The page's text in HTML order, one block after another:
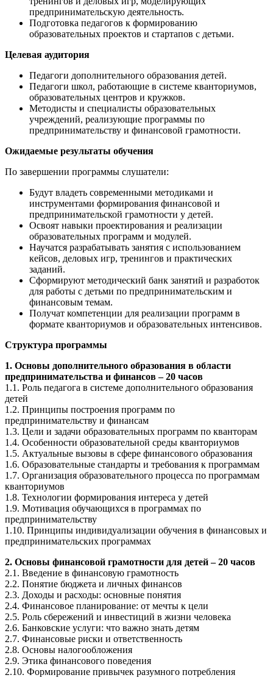
предпринимательскую деятельность.
Подготовка педагогов к формированию
образовательных проектов и стартапов с детьми.
Целевая аудитория
Педагоги дополнительного образования детей.
Педагоги школ, работающие в системе кванториумов,
образовательных центров и кружков.
Методисты и специалисты образовательных
учреждений, реализующие программы по
предпринимательству и финансовой грамотности.
Ожидаемые результаты обучения
По завершении программы слушатели:
Будут владеть современными методиками и
инструментами формирования финансовой и
предпринимательской грамотности у детей.
Освоят навыки проектирования и реализации
образовательных программ и модулей.
Научатся разрабатывать занятия с использованием
кейсов, деловых игр, тренингов и практических
заданий.
Сформируют методический банк занятий и разработок
для работы с детьми по предпринимательским и
финансовым темам.
Получат компетенции для реализации программ в
формате кванториумов и образовательных интенсивов.
Структура программы
1. Основы дополнительного образования в области
предпринимательства и финансов – 20 часов
1.1. Роль педагога в системе дополнительного образования
детей
1.2. Принципы построения программ по
предпринимательству и финансам
1.3. Цели и задачи образовательных программ по кванторам
1.4. Особенности образовательной среды кванториумов
1.5. Актуальные вызовы в сфере финансового образования
1.6. Образовательные стандарты и требования к программам
1.7. Организация образовательного процесса по программам
кванториумов
1.8. Технологии формирования интереса у детей
1.9. Мотивация обучающихся в программах по
предпринимательству
1.10. Принципы индивидуализации обучения в финансовых и
предпринимательских программах
2. Основы финансовой грамотности для детей – 20 часов
2.1. Введение в финансовую грамотность
2.2. Понятие бюджета и личных финансов
2.3. Доходы и расходы: основные понятия
2.4. Финансовое планирование: от мечты к цели
2.5. Роль сбережений и инвестиций в жизни человека
2.6. Банковские услуги: что важно знать детям
2.7. Финансовые риски и ответственность
2.8. Основы налогообложения
2.9. Этика финансового поведения
2.10. Формирование привычек разумного потребления